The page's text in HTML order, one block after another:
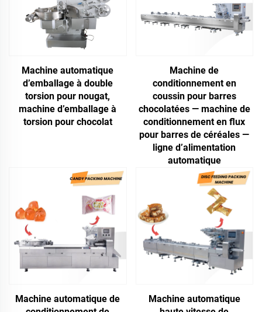
Machine automatique
d’emballage à double
torsion pour nougat,
machine d’emballage à
torsion pour chocolat
Machine de
conditionnement en
coussin pour barres
chocolatées — machine de
conditionnement en flux
pour barres de céréales —
ligne d’alimentation
automatique
Machine automatique de
Machine automatique